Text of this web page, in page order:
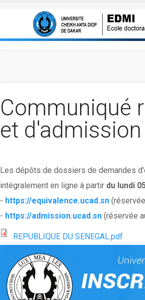
Communiqué
et
Les dépôts de dossiers de demandes
intégralement en ligne à partir du lundi
- https://equivalence.ucad.sn
- https://admission.ucad.sn (réservée
REPUBLIQUE DU SENEGAL.pdf